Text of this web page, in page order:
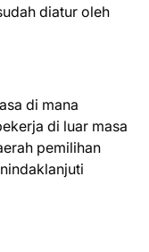
diatur oleh
di mana
di luar masa
pemilihan